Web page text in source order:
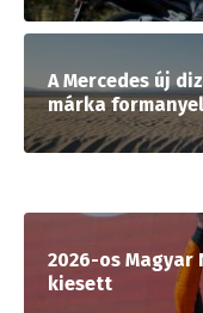
A Mercedes új
márka
2026-os
kiesett